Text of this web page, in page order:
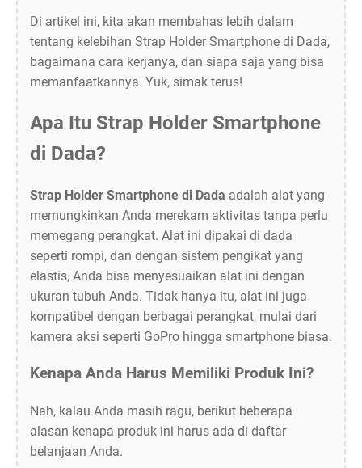
Di artikel ini, kita akan membahas lebih dalam
tentang kelebihan Strap Holder Smartphone di Dada,
bagaimana cara kerjanya, dan siapa saja yang bisa
memanfaatkannya. Yuk, simak terus!
Apa Itu Strap Holder Smartphone
di Dada?
Strap Holder Smartphone di Dada adalah alat yang
memungkinkan Anda merekam aktivitas tanpa perlu
memegang perangkat. Alat ini dipakai di dada
seperti rompi, dan dengan sistem pengikat yang
elastis, Anda bisa menyesuaikan alat ini dengan
ukuran tubuh Anda. Tidak hanya itu, alat ini juga
kompatibel dengan berbagai perangkat, mulai dari
kamera aksi seperti GoPro hingga smartphone biasa.
Kenapa Anda Harus Memiliki Produk Ini?
Nah, kalau Anda masih ragu, berikut beberapa
alasan kenapa produk ini harus ada di daftar
belanjaan Anda.